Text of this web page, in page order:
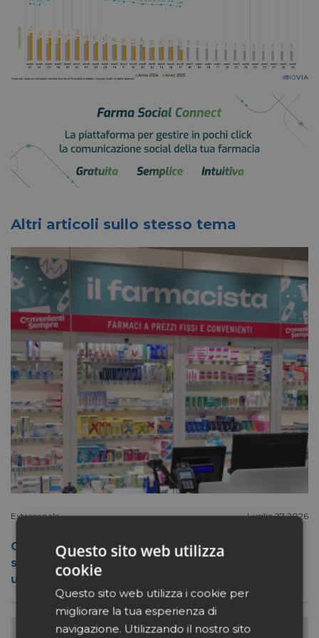
Altri articoli sullo stesso tema
Extracanale Luglio 27 2026
Conad apre a Firenze il flagship store del
suo nuovo format Benessity: sei negozi in
uno, parafarmacia compresa
Questo sito web utilizza
cookie
Questo sito web utilizza i cookie per
migliorare la tua esperienza di
navigazione. Utilizzando il nostro sito